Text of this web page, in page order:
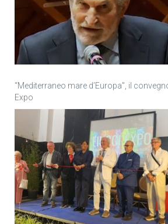
“Mediterraneo mare d’Europa”, il
Expo